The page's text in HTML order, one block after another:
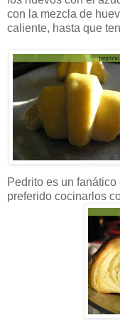
con la mezcla de
caliente, hasta que
Pedrito es un fanático
preferido cocinarlos